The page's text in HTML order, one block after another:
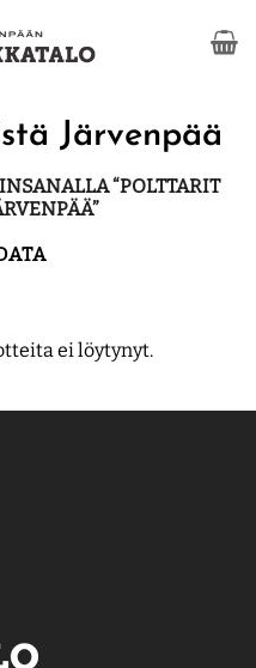
Järvenpää
“POLTTARIT
ei löytynyt.